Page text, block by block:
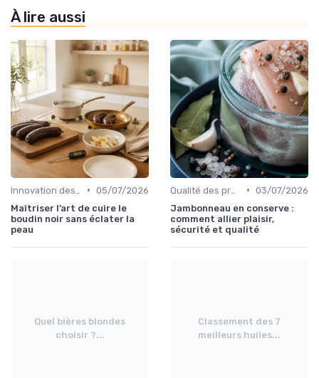
À lire aussi
• 05/07/2026
Maîtriser l’art de cuire le
boudin noir sans éclater la
peau
• 03/07/2026
Jambonneau en conserve :
comment allier plaisir,
sécurité et qualité
Quel bières blondes
choisir ?...
Classement des 7
meilleurs huiles...